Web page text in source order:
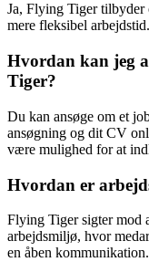
Ja, Flying Tiger tilbyder
mere fleksibel arbejdstid.
Hvordan kan jeg
Tiger?
Du kan ansøge om et
ansøgning og dit CV
være mulighed for at
Hvordan er
Flying Tiger sigter mod
arbejdsmiljø, hvor
en åben kommunikation.